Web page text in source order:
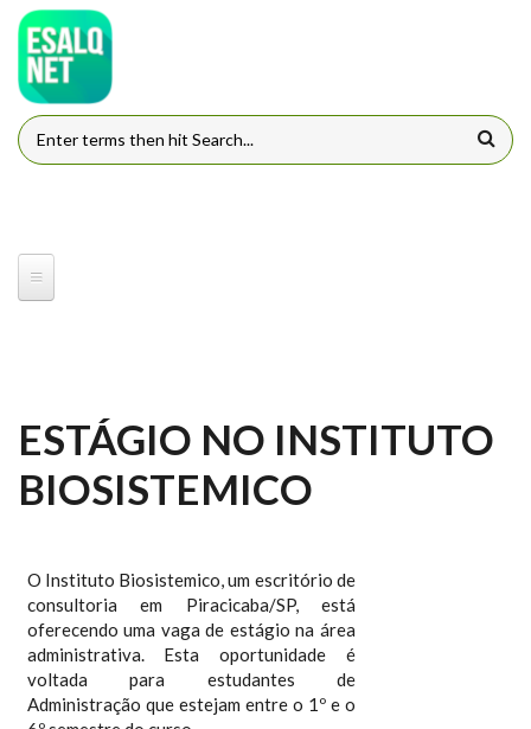
Pular para o conteúdo principal
FORMULÁRIO DE BUSCA
ESTÁGIO NO INSTITUTO
BIOSISTEMICO
O Instituto Biosistemico, um escritório de
consultoria em Piracicaba/SP, está
oferecendo uma vaga de estágio na área
administrativa. Esta oportunidade é
voltada para estudantes de
Administração que estejam entre o 1º e o